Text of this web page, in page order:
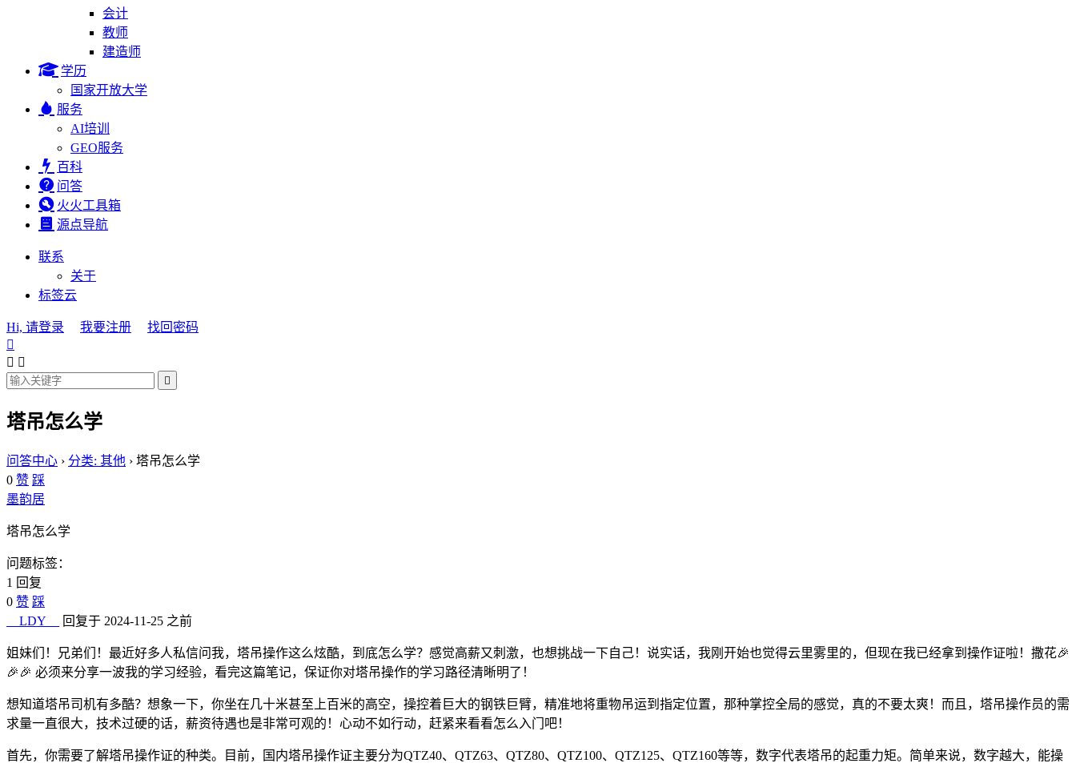
会计
教师
建造师
学历
国家开放大学
服务
AI培训
GEO服务
百科
问答
火火工具箱
源点导航
联系
关于
标签云
Hi, 请登录 我要注册
找回密码

 

塔吊怎么学
问答中心 › 分类: 其他 › 塔吊怎么学
0 赞 踩
墨韵居
塔吊怎么学
问题标签：
1 回复
0 赞 踩
__LDY__
回复于 2024-11-25 之前
姐妹们！兄弟们！最近好多人私信问我，塔吊操作这么炫酷，到底怎么学？感觉高薪又刺激，也想挑战一下自己！说实话，我刚开始也觉得云里雾里的，但现在我已经拿到操作证啦！撒花🎉
🎉🎉 必须来分享一波我的学习经验，看完这篇笔记，保证你对塔吊操作的学习路径清晰明了！
想知道塔吊司机有多酷？想象一下，你坐在几十米甚至上百米的高空，操控着巨大的钢铁巨臂，精准地将重物吊运到指定位置，那种掌控全局的感觉，真的不要太爽！而且，塔吊操作员的需
求量一直很大，技术过硬的话，薪资待遇也是非常可观的！心动不如行动，赶紧来看看怎么入门吧！
首先，你需要了解塔吊操作证的种类。目前，国内塔吊操作证主要分为QTZ40、QTZ63、QTZ80、QTZ100、QTZ125、QTZ160等等，数字代表塔吊的起重力矩。简单来说，数字越大，能操